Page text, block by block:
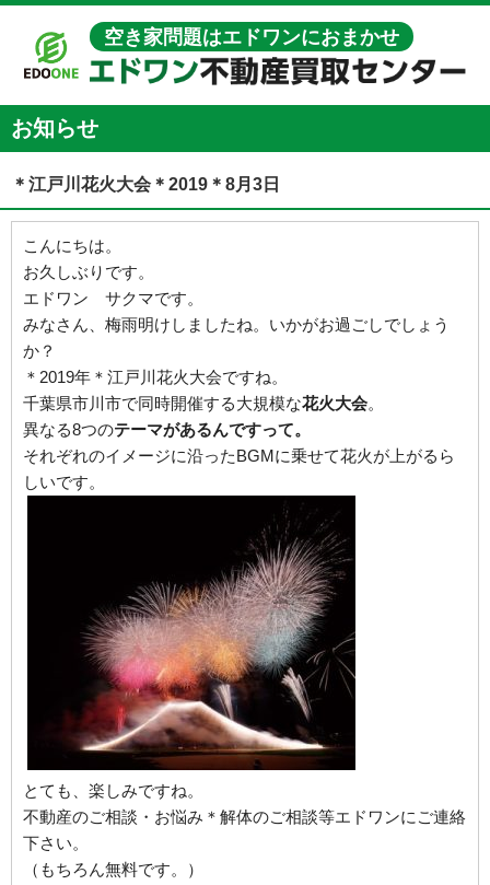
空き家問題はエドワンにおまかせ
お知らせ
＊江戸川花火大会＊2019＊8月3日
こんにちは。
お久しぶりです。
エドワン サクマです。
みなさん、梅雨明けしましたね。いかがお過ごしでしょう
か？
＊2019年＊江戸川花火大会ですね。
千葉県市川市で同時開催する大規模な花火大会。
異なる8つのテーマがあるんですって。
それぞれのイメージに沿ったBGMに乗せて花火が上がるら
しいです。
とても、楽しみですね。
不動産のご相談・お悩み＊解体のご相談等エドワンにご連絡
下さい。
（もちろん無料です。）